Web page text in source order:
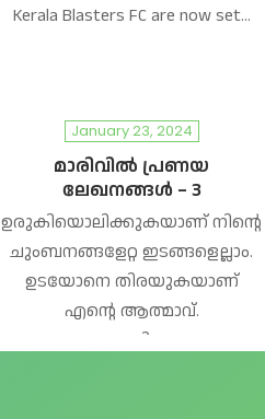
Kerala Blasters FC are now set…
January 23, 2024
മാരിവിൽ പ്രണയ
ലേഖനങ്ങൾ – 3
ഉരുകിയൊലിക്കുകയാണ് നിന്റെ
ചുംബനങ്ങളേറ്റ ഇടങ്ങളെല്ലാം.
ഉടയോനെ തിരയുകയാണ്
എന്റെ ആത്മാവ്.
വാക്കുകളില്ലാത്ത